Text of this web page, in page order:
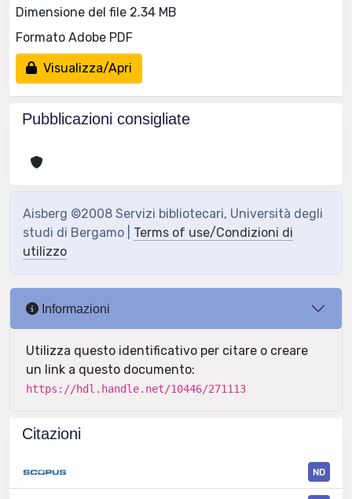
Dimensione del file 2.34 MB
Formato Adobe PDF
Visualizza/Apri
Pubblicazioni consigliate
Aisberg ©2008 Servizi bibliotecari, Università degli
studi di Bergamo | Terms of use/Condizioni di
utilizzo
Informazioni
Utilizza questo identificativo per citare o creare
un link a questo documento:
https://hdl.handle.net/10446/271113
Citazioni
ND